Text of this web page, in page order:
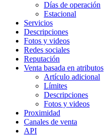
Días de operación
Estacional
Servicios
Descripciones
Fotos y videos
Redes sociales
Reputación
Venta basada en atributos
Artículo adicional
Límites
Descripciones
Fotos y videos
Proximidad
Canales de venta
API